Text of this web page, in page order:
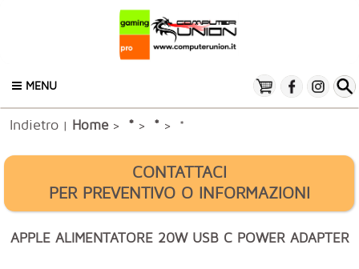
MENU
Indietro | Home> * > * > *
CONTATTACI
PER PREVENTIVO O INFORMAZIONI
APPLE ALIMENTATORE 20W USB C POWER ADAPTER